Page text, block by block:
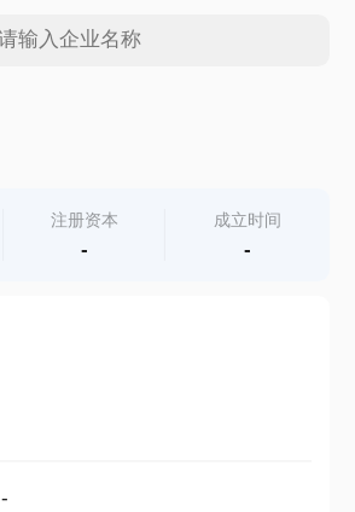
注册资本
-
成立时间
-
-